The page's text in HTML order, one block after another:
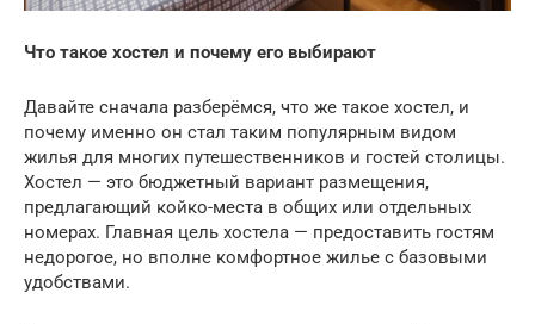
Что такое хостел и почему его выбирают
Давайте сначала разберёмся, что же такое хостел, и
почему именно он стал таким популярным видом
жилья для многих путешественников и гостей столицы.
Хостел — это бюджетный вариант размещения,
предлагающий койко-места в общих или отдельных
номерах. Главная цель хостела — предоставить гостям
недорогое, но вполне комфортное жилье с базовыми
удобствами.